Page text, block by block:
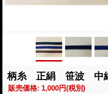
柄糸 正絹 笹波 中
販売価格: 1,000円(税別)